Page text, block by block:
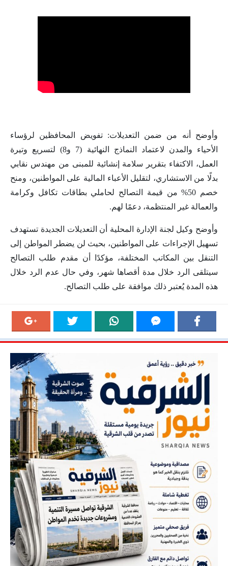
وأوضح أنه من ضمن التعديلات: تفويض المحافظين لرؤساء
الأحياء والمدن لاعتماد النماذج النهائية (7 و8) لتسريع وتيرة
العمل، الاكتفاء بتقرير سلامة إنشائية للمبنى من مهندس نقابي
بدلًا من الاستشاري، لتقليل الأعباء المالية على المواطنين، ومنح
خصم 50% من قيمة التصالح لحاملي بطاقات تكافل وكرامة
والعمالة غير المنتظمة، دعمًا لهم.
وأوضح وكيل لجنة الإدارة المحلية أن التعديلات الجديدة تستهدف
تسهيل الإجراءات على المواطنين، بحيث لن يضطر المواطن إلى
التنقل بين المكاتب المختلفة، مؤكدًا أن مقدم طلب التصالح
سيتلقى الرد خلال مدة أقصاها شهر، وفي حال عدم الرد خلال
هذه المدة يُعتبر ذلك موافقة على طلب التصالح.